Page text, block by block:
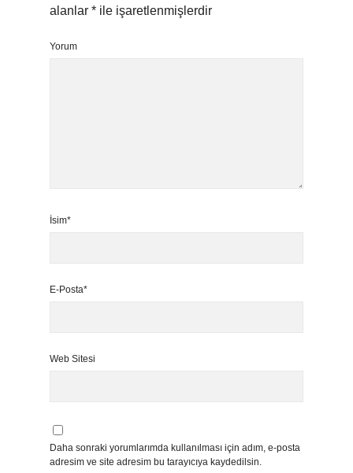
alanlar * ile işaretlenmişlerdir
Yorum
İsim*
E-Posta*
Web Sitesi
Daha sonraki yorumlarımda kullanılması için adım, e-posta
adresim ve site adresim bu tarayıcıya kaydedilsin.